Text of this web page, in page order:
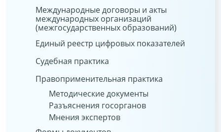
Международные договоры и акты
международных организаций
(межгосударственных образований)
Единый реестр цифровых показателей
Судебная практика
Правоприменительная практика
Методические документы
Разъяснения госорганов
Мнения экспертов